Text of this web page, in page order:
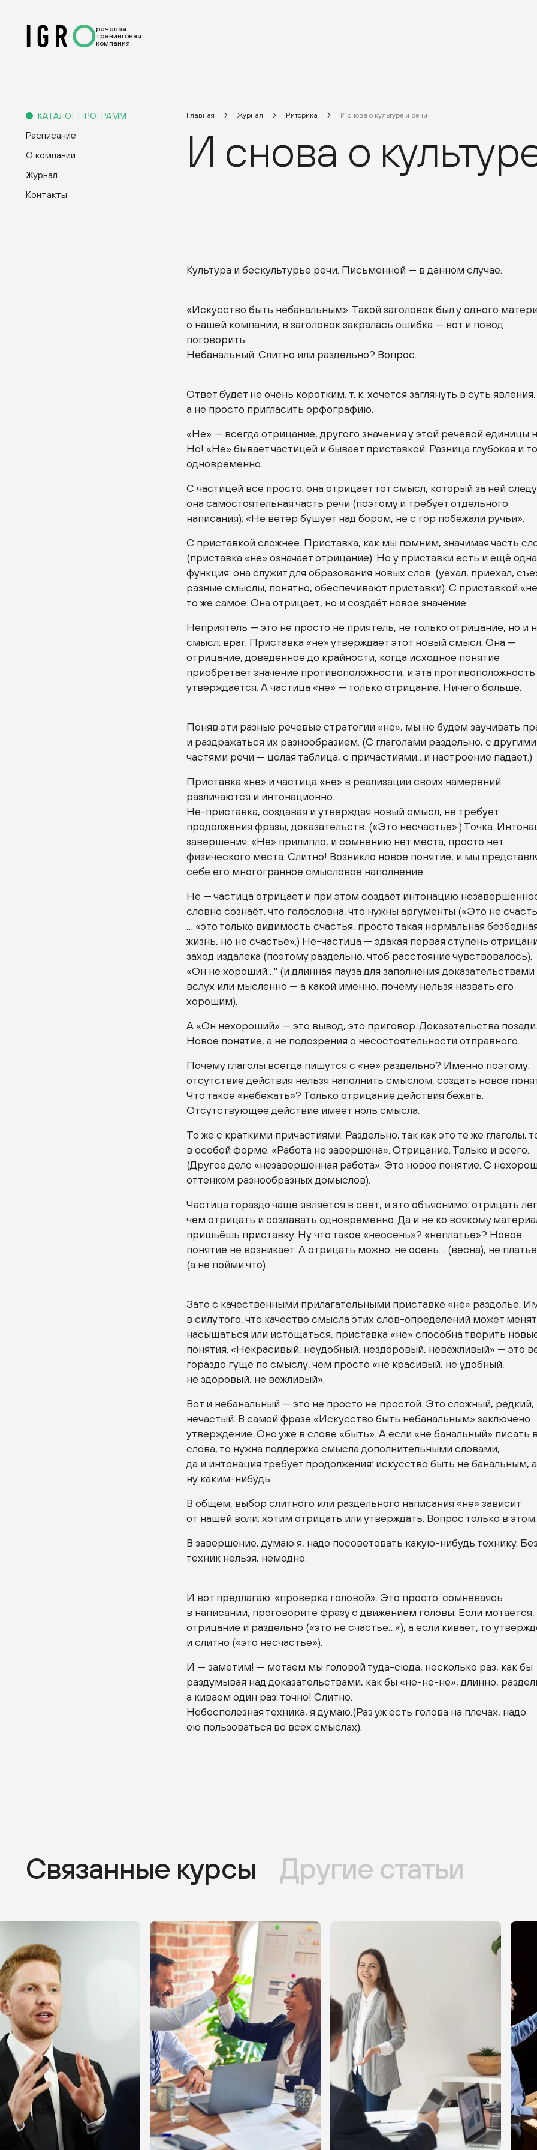
речевая
тренинговая
компания
КАТАЛОГ ПРОГРАММ
Расписание
О компании
Журнал
Контакты
Главная Журнал Риторика И снова о культуре и речи
И снова о
Культура и бескультурье речи. Письменной — в данном случае.
«Искусство быть небанальным». Такой заголовок был у одного
о нашей компании, в заголовок закралась ошибка — вот и повод
поговорить.
Небанальный. Слитно или раздельно? Вопрос.
Ответ будет не очень коротким, т. к. хочется заглянуть в суть явления,
а не просто пригласить орфографию.
«Не» — всегда отрицание, другого значения у этой речевой единицы
Но! «Не» бывает частицей и бывает приставкой. Разница глубокая и
одновременно.
С частицей всё просто: она отрицает тот смысл, который за ней
она самостоятельная часть речи (поэтому и требует отдельного
написания): «Не ветер бушует над бором, не с гор побежали ручьи».
С приставкой сложнее. Приставка, как мы помним, значимая часть
(приставка «не» означает отрицание). Но у приставки есть и ещё одна
функция: она служит для образования новых слов. (уехал, приехал,
разные смыслы, понятно, обеспечивают приставки). С приставкой
то же самое. Она отрицает, но и создаёт новое значение.
Неприятель — это не просто не приятель, не только отрицание, но и
смысл: враг. Приставка «не» утверждает этот новый смысл. Она —
отрицание, доведённое до крайности, когда исходное понятие
приобретает значение противоположности, и эта противоположность
утверждается. А частица «не» — только отрицание. Ничего больше.
Поняв эти разные речевые стратегии «не», мы не будем заучивать
и раздражаться их разнообразием. (С глаголами раздельно, с другими
частями речи — целая таблица, с причастиями…и настроение падает.)
Приставка «не» и частица «не» в реализации своих намерений
различаются и интонационно.
Не-приставка, создавая и утверждая новый смысл, не требует
продолжения фразы, доказательств. («Это несчастье».) Точка.
завершения. «Не» прилипло, и сомнению нет места, просто нет
физического места. Слитно! Возникло новое понятие, и мы
себе его многогранное смысловое наполнение.
Не — частица отрицает и при этом создаёт интонацию
словно сознаёт, что голословна, что нужны аргументы («Это не
… «это только видимость счастья, просто такая нормальная
жизнь, но не счастье».) Не-частица — эдакая первая ступень
заход издалека (поэтому раздельно, чтоб расстояние чувствовалось).
«Он не хороший…" (и длинная пауза для заполнения
вслух или мысленно — а какой именно, почему нельзя назвать его
хорошим).
А «Он нехороший» — это вывод, это приговор. Доказательства позади.
Новое понятие, а не подозрения о несостоятельности отправного.
Почему глаголы всегда пишутся с «не» раздельно? Именно поэтому:
отсутствие действия нельзя наполнить смыслом, создать новое
Что такое «небежать»? Только отрицание действия бежать.
Отсутствующее действие имеет ноль смысла.
То же с краткими причастиями. Раздельно, так как это те же глаголы,
в особой форме. «Работа не завершена». Отрицание. Только и всего.
(Другое дело «незавершенная работа». Это новое понятие. С
оттенком разнообразных домыслов).
Частица гораздо чаще является в свет, и это объяснимо: отрицать
чем отрицать и создавать одновременно. Да и не ко всякому
пришьёшь приставку. Ну что такое «неосень»? «неплатье»? Новое
понятие не возникает. А отрицать можно: не осень… (весна), не
(а не пойми что).
Зато с качественными прилагательными приставке «не» раздолье.
в силу того, что качество смысла этихслов-определений может
насыщаться или истощаться, приставка «не» способна творить
понятия. «Некрасивый, неудобный, нездоровый, невежливый» — это
гораздо гуще по смыслу, чем просто «не красивый, не удобный,
не здоровый, не вежливый».
Вот и небанальный — это не просто не простой. Это сложный, редкий,
нечастый. В самой фразе «Искусство быть небанальным» заключено
утверждение. Оно уже в слове «быть». А если «не банальный» писать
слова, то нужна поддержка смысла дополнительными словами,
да и интонация требует продолжения: искусство быть не банальным,
ну каким-нибудь.
В общем, выбор слитного или раздельного написания «не» зависит
от нашей воли: хотим отрицать или утверждать. Вопрос только в этом.
В завершение, думаю я, надо посоветовать какую-нибудь технику. Без
техник нельзя, немодно.
И вот предлагаю: «проверка головой». Это просто: сомневаясь
в написании, проговорите фразу с движением головы. Если
отрицание и раздельно («это не счастье…«), а если кивает, то
и слитно («это несчастье»).
И — заметим! — мотаем мы головой туда-сюда, несколько раз, как бы
раздумывая над доказательствами, как бы «не-не-не», длинно,
а киваем один раз: точно! Слитно.
Небесполезная техника, я думаю.(Раз уж есть голова на плечах, надо
ею пользоваться во всех смыслах).
Связанные курсы Другие статьи